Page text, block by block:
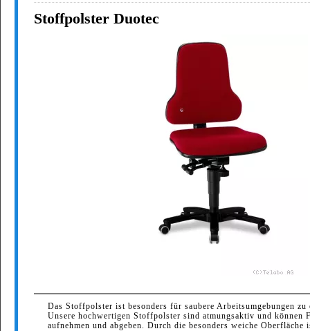
Stoffpolster Duotec
Das Stoffpolster ist besonders für saubere Arbeitsumgebungen zu
Unsere hochwertigen Stoffpolster sind atmungsaktiv und können
aufnehmen und abgeben. Durch die besonders weiche Oberfläche